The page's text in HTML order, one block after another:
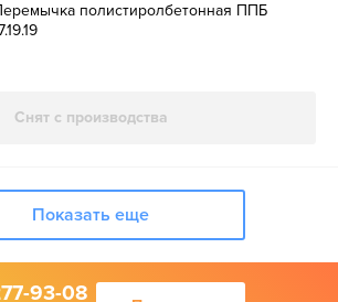
полистиролбетонная ППБ
Снят с производства
Показать еще
93-08